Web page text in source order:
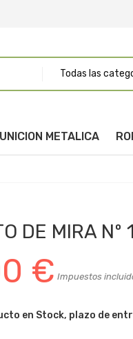
Todas las
METALICA
DE MIRA Nº
€ Impuestos
en Stock, plazo de